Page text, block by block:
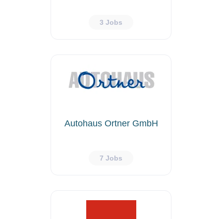
3 Jobs
Autohaus Ortner GmbH
7 Jobs